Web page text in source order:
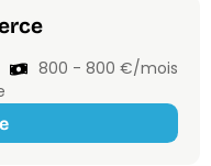
800 - 800 €/mois